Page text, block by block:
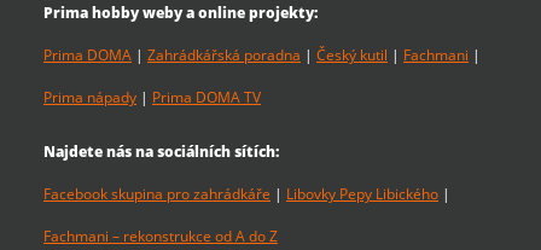
Prima hobby weby a online projekty:
Prima DOMA | Zahrádkářská poradna | Český kutil | Fachmani |
Prima nápady | Prima DOMA TV
Najdete nás na sociálních sítích:
Facebook skupina pro zahrádkáře | Libovky Pepy Libického |
Fachmani – rekonstrukce od A do Z